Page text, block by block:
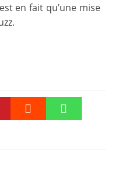
en fait qu’une mise